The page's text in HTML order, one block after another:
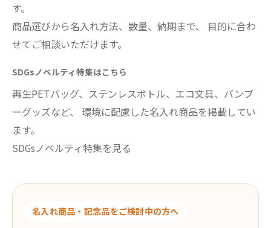
す。
商品選びから名入れ方法、数量、納期まで、 目的に合わ
せてご相談いただけます。
SDGsノベルティ特集はこちら
再生PETバッグ、ステンレスボトル、エコ文具、バンブ
ーグッズなど、 環境に配慮した名入れ商品を掲載してい
ます。
SDGsノベルティ特集を見る
名入れ商品・記念品をご検討中の方へ